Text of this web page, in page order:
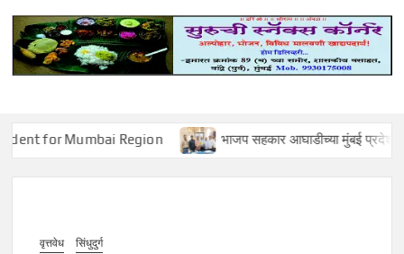
Mumbai Region भाजप सहकार आघाडीच्या मुंबई प्रदेश उपाध्यक्षपदी
वृत्तवेध सिंधुदुर्ग